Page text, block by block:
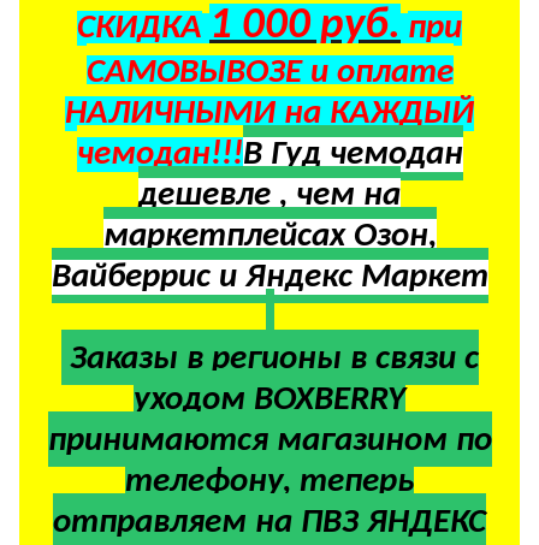
СКИДКА 1 000 руб. при
САМОВЫВОЗЕ и оплате
НАЛИЧНЫМИ на КАЖДЫЙ
чемодан!!!В Гуд чемодан
дешевле , чем на
маркетплейсах Озон,
Вайберрис и Яндекс Маркет
Заказы в регионы всвязи с
уходом BOXBERRY
принимаются магазином по
телефону, теперь
отправляем на ПВЗ ЯНДЕКС